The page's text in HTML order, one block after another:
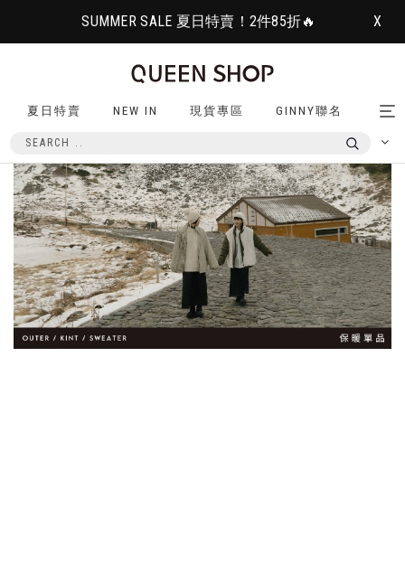
SUMMER SALE 夏日特賣！2件85折🔥 X
夏日特賣 NEW IN 現貨專區 GINNY聯名